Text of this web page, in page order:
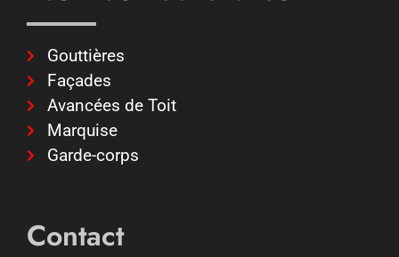
Gouttières
Façades
Avancées de Toit
Marquise
Garde-corps
Contact